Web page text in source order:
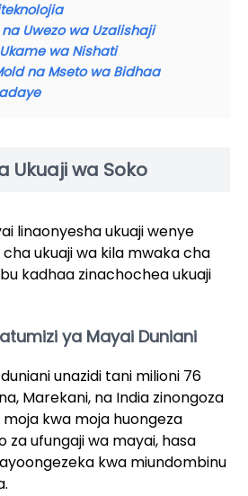
Uwezo wa Uzalishaji
wa Nishati
na Mseto wa Bidhaa
Ukuaji wa Soko
linaonyesha ukuaji wenye
ukuaji wa kila mwaka cha
kadhaa zinachochea ukuaji
ya Mayai Duniani
unazidi tani milioni 76
Marekani, na India zinongoza
moja kwa moja huongeza
za ufungaji wa mayai, hasa
kwa miundombinu